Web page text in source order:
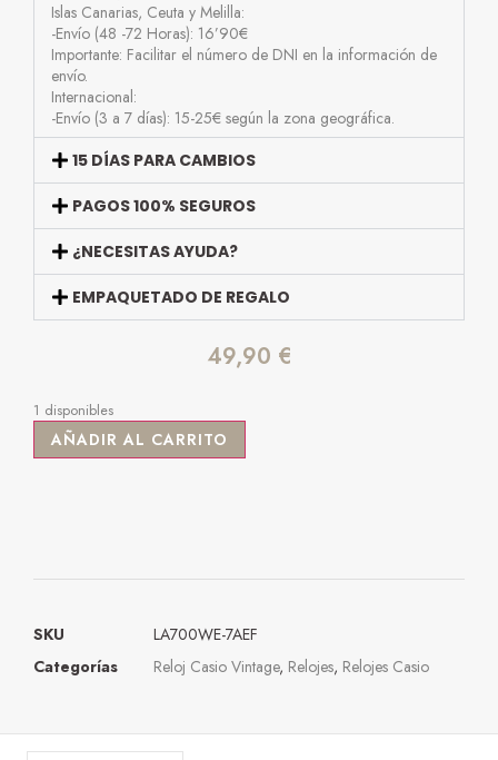
Islas Canarias, Ceuta y Melilla:
-Envío (48 -72 Horas): 16’90€
Importante: Facilitar el número de DNI en la información de
envío.
Internacional:
-Envío (3 a 7 días): 15-25€ según la zona geográfica.
15 DÍAS PARA CAMBIOS
PAGOS 100% SEGUROS
¿NECESITAS AYUDA?
EMPAQUETADO DE REGALO
49,90 €
1 disponibles
AÑADIR AL CARRITO
SKU
LA700WE-7AEF
Categorías
Reloj Casio Vintage, Relojes, Relojes Casio